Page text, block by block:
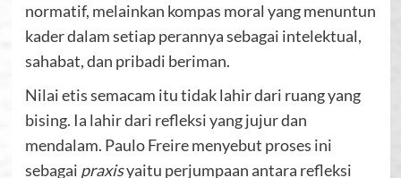
normatif, melainkan kompas moral yang menuntun
kader dalam setiap perannya sebagai intelektual,
sahabat, dan pribadi beriman.
Nilai etis semacam itu tidak lahir dari ruang yang
bising. Ia lahir dari refleksi yang jujur dan
mendalam. Paulo Freire menyebut proses ini
sebagai praxisyaitu perjumpaan antara refleksi